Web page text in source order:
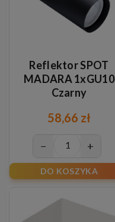
Reflektor SPOT
MADARA 1xGU10
Czarny
58,66 zł
− +
DO KOSZYKA